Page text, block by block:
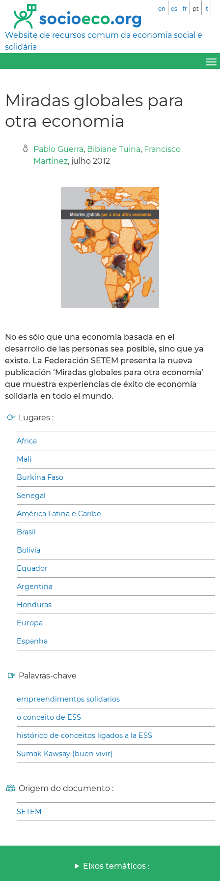
Website de recursos comum da economia social e
solidária
en es fr pt it
Miradas globales para
otra economia
Pablo Guerra, Bibiane Tuina, Francisco
Martinez, julho 2012
No es sólo que una economía basada en el
desarrollo de las personas sea posible, sino que ya
existe. La Federación SETEM presenta la nueva
publicación ‘Miradas globales para otra economía’
que muestra experiencias de éxito de economía
solidaria en todo el mundo.
Lugares :
Africa
Mali
Burkina Faso
Senegal
América Latina e Caribe
Brasil
Bolivia
Equador
Argentina
Honduras
Europa
Espanha
Palavras-chave
empreendimentos solidarios
o conceito de ESS
histórico de conceitos ligados a la ESS
Sumak Kawsay (buen vivir)
Origem do documento :
SETEM
Eixos temáticos :